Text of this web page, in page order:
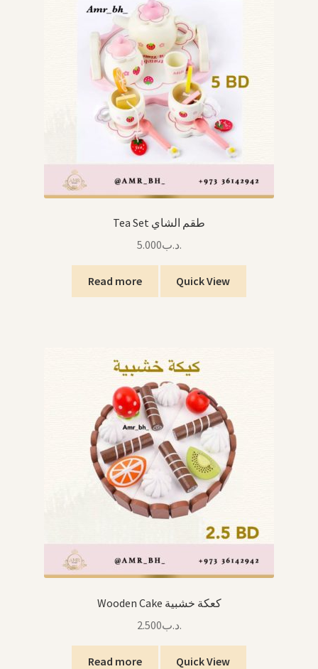
Tea Set طقم الشاي
.د.ب5.000
Read more Quick View
Wooden Cake كعكة خشبية
.د.ب2.500
Read more Quick View